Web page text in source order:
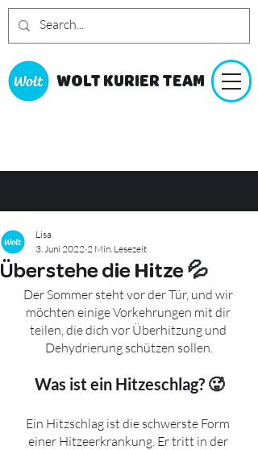
WOLT KURIER TEAM
Überstehe die Hitze 💦
Lisa
3. Juni 2022 2 Min. Lesezeit
Der Sommer steht vor der Tür, und wir
möchten einige Vorkehrungen mit dir
teilen, die dich vor Überhitzung und
Dehydrierung schützen sollen.
Was ist ein Hitzeschlag? 🥵
Ein Hitzschlag ist die schwerste Form
einer Hitzeerkrankung. Er tritt in der